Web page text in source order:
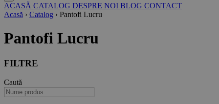
ACASĂ CATALOG DESPRE NOI BLOG CONTACT
Acasă › Catalog › Pantofi Lucru
Pantofi Lucru
FILTRE
Caută